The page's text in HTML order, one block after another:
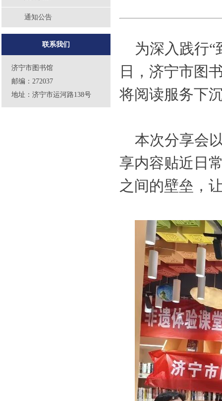
通知公告
联系我们
济宁市图书馆
邮编：272037
地址：济宁市运河路138号
为深入践行
日，济宁市图
将阅读服务下
本次分享会
享内容贴近日
之间的壁垒，